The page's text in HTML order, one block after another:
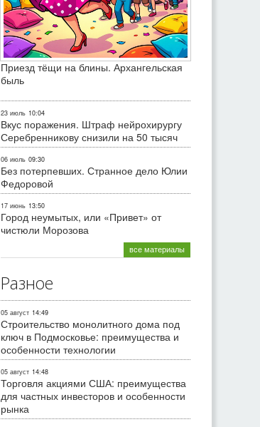
Приезд тёщи на блины. Архангельская
быль
23 июль 10:04
Вкус поражения. Штраф нейрохирургу
Серебренникову снизили на 50 тысяч
06 июль 09:30
Без потерпевших. Странное дело Юлии
Федоровой
17 июнь 13:50
Город неумытых, или «Привет» от
чистюли Морозова
все материалы
Разное
05 август 14:49
Строительство монолитного дома под
ключ в Подмосковье: преимущества и
особенности технологии
05 август 14:48
Торговля акциями США: преимущества
для частных инвесторов и особенности
рынка